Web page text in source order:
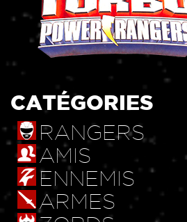
CATÉGORIES
RANGERS
AMIS
ENNEMIS
ARMES